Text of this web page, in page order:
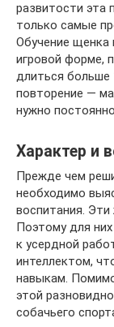
развитости эта
только самые
Обучение щенка
игровой форме,
длиться больше
повторение —
нужно
Характер и
Прежде чем
необходимо
воспитания.
Поэтому для
к усердной
интеллектом,
навыкам.
этой
собачьего